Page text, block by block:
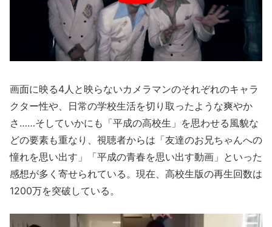
画面に映る4人と映らないカメラマンのそれぞれのキャラ
クター性や、日常の学校生活を切り取ったような爽やか
さ……そしていかにも「平成の高校生」を思わせる風貌な
どの要素も重なり、視聴者からは「友達のお兄ちゃんへの
憧れを思い出す」「平成の青春を思い出す動画」といった
感想が多く寄せられている。現在、高校生版の再生回数は
1200万を突破している。